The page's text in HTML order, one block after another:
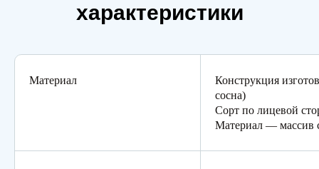
характеристики
Материал
Конструкция
сосна)
Сорт по лицевой
Материал — массив